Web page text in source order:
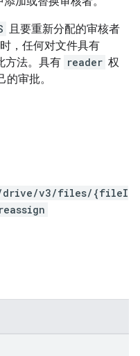
且要重新分配的审核者
时，任何对文件具有
方法。具有 reader 权
审批。
drive/v3/files/{fileI